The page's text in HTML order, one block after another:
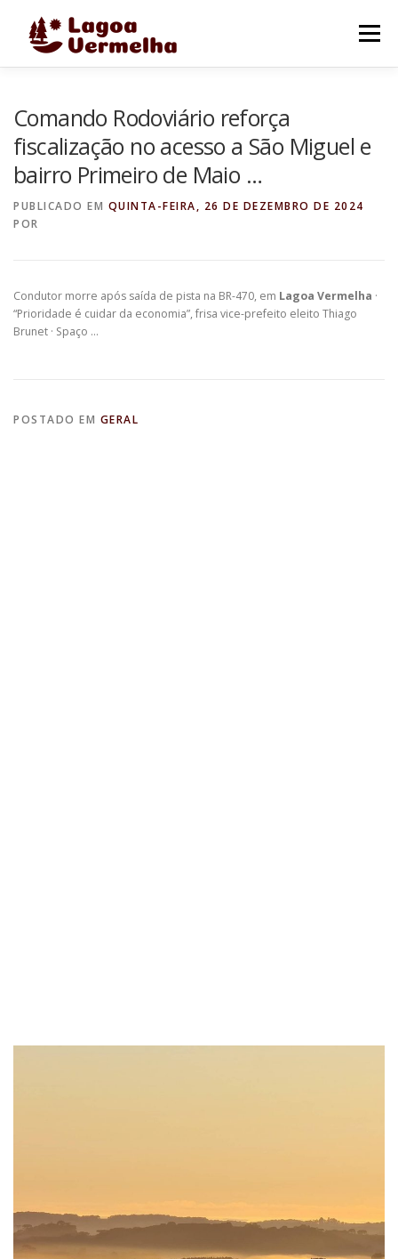
Menu
FALE CONOSCO
Comando Rodoviário reforça
fiscalização no acesso a São Miguel e
bairro Primeiro de Maio …
PUBLICADO EM QUINTA-FEIRA, 26 DE DEZEMBRO DE 2024
POR
Condutor morre após saída de pista na BR-470, em Lagoa Vermelha ·
“Prioridade é cuidar da economia”, frisa vice-prefeito eleito Thiago
Brunet · Spaço …
POSTADO EM GERAL